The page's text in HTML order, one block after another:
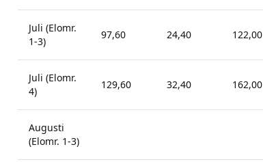
Juli (Elomr.
1-3)
97,60 24,40 122,00
Juli (Elomr.
4)
129,60 32,40 162,00
Augusti
(Elomr. 1-3)